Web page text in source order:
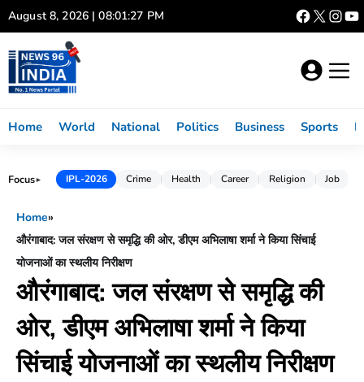
Skip
to
content
August 8, 2026 | 08:01:28 PM
Home World National Politics Business Sports
Focus► IPL-2026 Crime Health Career Religion Job
Home»
औरंगाबाद: जल संरक्षण से समृद्धि की ओर, डीएम अभिलाषा शर्मा ने किया सिंचाई
योजनाओं का स्थलीय निरीक्षण
औरंगाबाद: जल संरक्षण से समृद्धि की
ओर, डीएम अभिलाषा शर्मा ने किया
सिंचाई योजनाओं का स्थलीय निरीक्षण